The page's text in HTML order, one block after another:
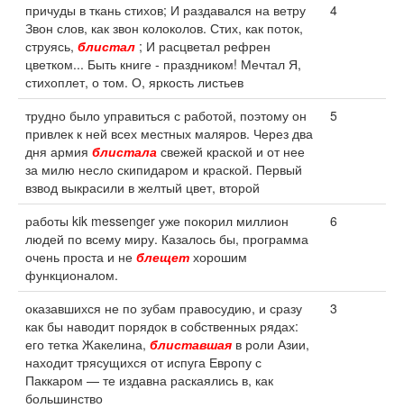
причуды в ткань стихов; И раздавался на ветру
Звон слов, как звон колоколов. Стих, как поток,
струясь, блистал ; И расцветал рефрен
цветком... Быть книге - праздником! Мечтал Я,
стихоплет, о том. О, яркость листьев
4
трудно было управиться с работой, поэтому он
привлек к ней всех местных маляров. Через два
дня армия блистала свежей краской и от нее
за милю несло скипидаром и краской. Первый
взвод выкрасили в желтый цвет, второй
5
работы kik messenger уже покорил миллион
людей по всему миру. Казалось бы, программа
очень проста и не блещет хорошим
функционалом.
6
оказавшихся не по зубам правосудию, и сразу
как бы наводит порядок в собственных рядах:
его тетка Жакелина, блиставшая в роли Азии,
находит трясущихся от испуга Европу с
Паккаром — те издавна раскаялись в, как
большинство
3